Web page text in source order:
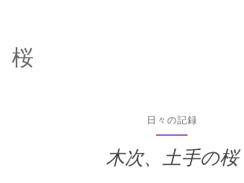
桜
日々の記録
木次、土手の桜